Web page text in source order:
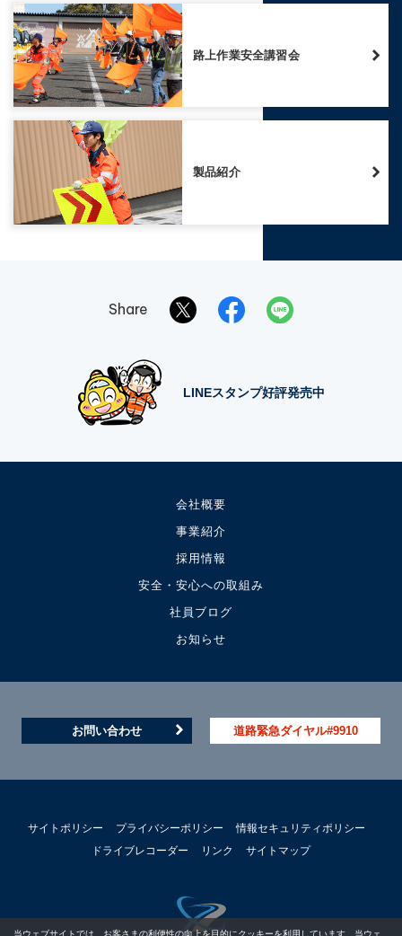
路上作業安全講習会
製品紹介
Share
LINEスタンプ好評発売中
会社概要
事業紹介
採用情報
安全・安心への取組み
社員ブログ
お知らせ
お問い合わせ 道路緊急ダイヤル#9910
サイトポリシー プライバシーポリシー
情報セキュリティポリシー
ドライブレコーダー
リンク サイトマップ
当ウェブサイトでは、お客さまの利便性の向上を目的にクッキーを利用しています。当ウェ